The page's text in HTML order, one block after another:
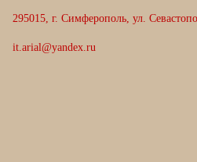
295015, г. Симферополь, ул.
it.arial@yandex.ru